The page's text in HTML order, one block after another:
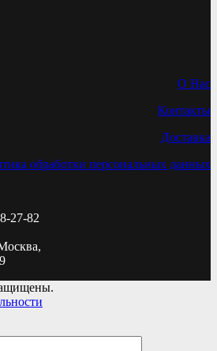
О Нас
Контакты
Доставка
обработки персональных данных
27-82